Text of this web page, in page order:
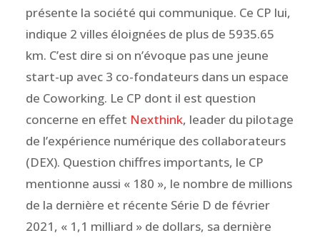
présente la société qui communique. Ce CP lui,
indique 2 villes éloignées de plus de 5935.65
km. C’est dire si on n’évoque pas une jeune
start-up avec 3 co-fondateurs dans un espace
de Coworking. Le CP dont il est question
concerne en effet Nexthink, leader du pilotage
de l’expérience numérique des collaborateurs
(DEX). Question chiffres importants, le CP
mentionne aussi « 180 », le nombre de millions
de la dernière et récente Série D de février
2021, « 1,1 milliard » de dollars, sa dernière